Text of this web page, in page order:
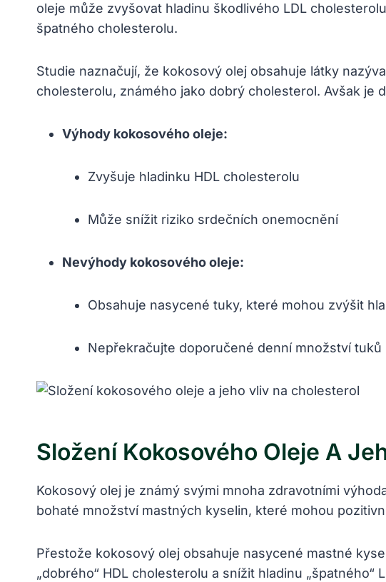
oleje může zvyšovat hladinu škodlivého LDL
špatného cholesterolu.
Studie naznačují, že kokosový olej obsahuje látky
cholesterolu, známého jako dobrý cholesterol. Avšak
Výhody kokosového oleje:
Zvyšuje hladinku HDL cholesterolu
Může snížit riziko srdečních onemocnění
Nevýhody kokosového oleje:
Obsahuje nasycené tuky, které mohou zvýšit
Nepřekračujte doporučené denní množství tuků
Složení Kokosového Oleje A
Kokosový olej je známý svými mnoha zdravotními
bohaté množství mastných kyselin, které mohou
Přestože kokosový olej obsahuje nasycené mastné
„dobrého“ HDL cholesterolu a snížit hladinu